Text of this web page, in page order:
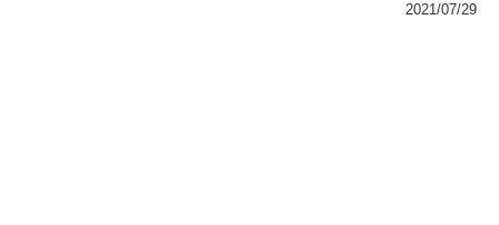
2021/07/29